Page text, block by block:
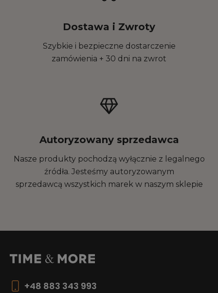
Dostawa i Zwroty
Szybkie i bezpieczne dostarczenie
zamówienia + 30 dni na zwrot
Autoryzowany sprzedawca
Nasze produkty pochodzą wyłącznie z legalnego
źródła. Jesteśmy autoryzowanym
sprzedawcą wszystkich marek w naszym sklepie
+48 883 343 993